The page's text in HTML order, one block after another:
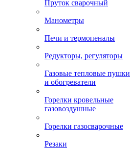
Пруток сварочный
Манометры
Печи и термопеналы
Редукторы, регуляторы
Газовые тепловые пушки
и обогреватели
Горелки кровельные
газовоздушные
Горелки газосварочные
Резаки